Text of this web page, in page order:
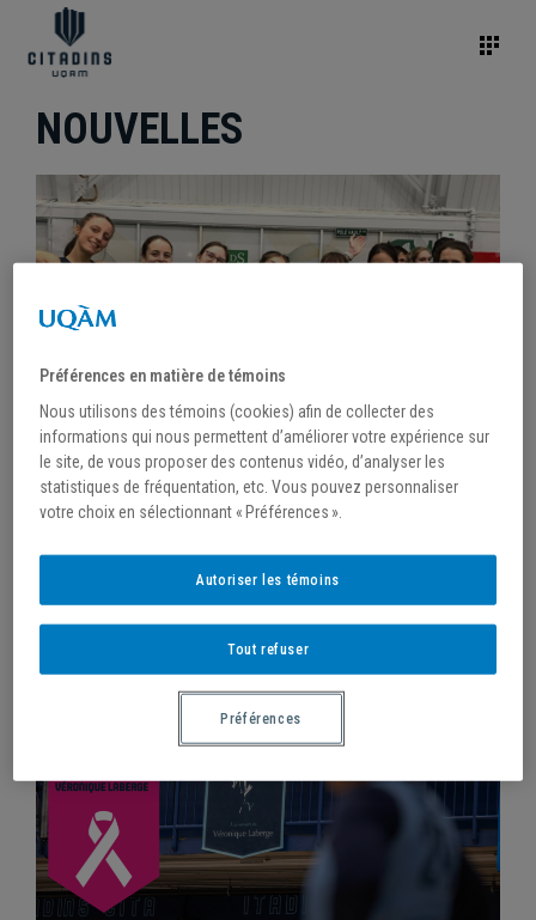
NOUVELLES
/17 janvier 2024
DEUX MÉDAILLES D’OR EN ATHLÉTISME
Préférences en matière de témoins
Nous utilisons des témoins (cookies) afin de collecter des
informations qui nous permettent d’améliorer votre expérience sur
le site, de vous proposer des contenus vidéo, d’analyser les
statistiques de fréquentation, etc. Vous pouvez personnaliser
votre choix en sélectionnant « Préférences ».
Tout refuser
Autoriser les témoins
Préférences